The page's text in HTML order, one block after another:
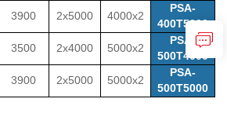
PSA-
400T5000
4000x2
2x5000
3900
PSA-
500T4000
5000x2
2x4000
3500
PSA-
500T5000
5000x2
2x5000
3900